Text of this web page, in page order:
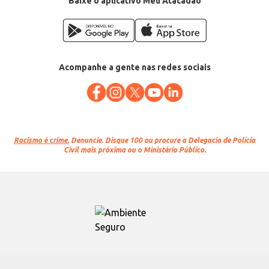
Acompanhe a gente nas redes sociais
Racismo é crime. Denuncie. Disque 100 ou procure a Delegacia de Polícia
Civil mais próxima ou o Ministério Público.